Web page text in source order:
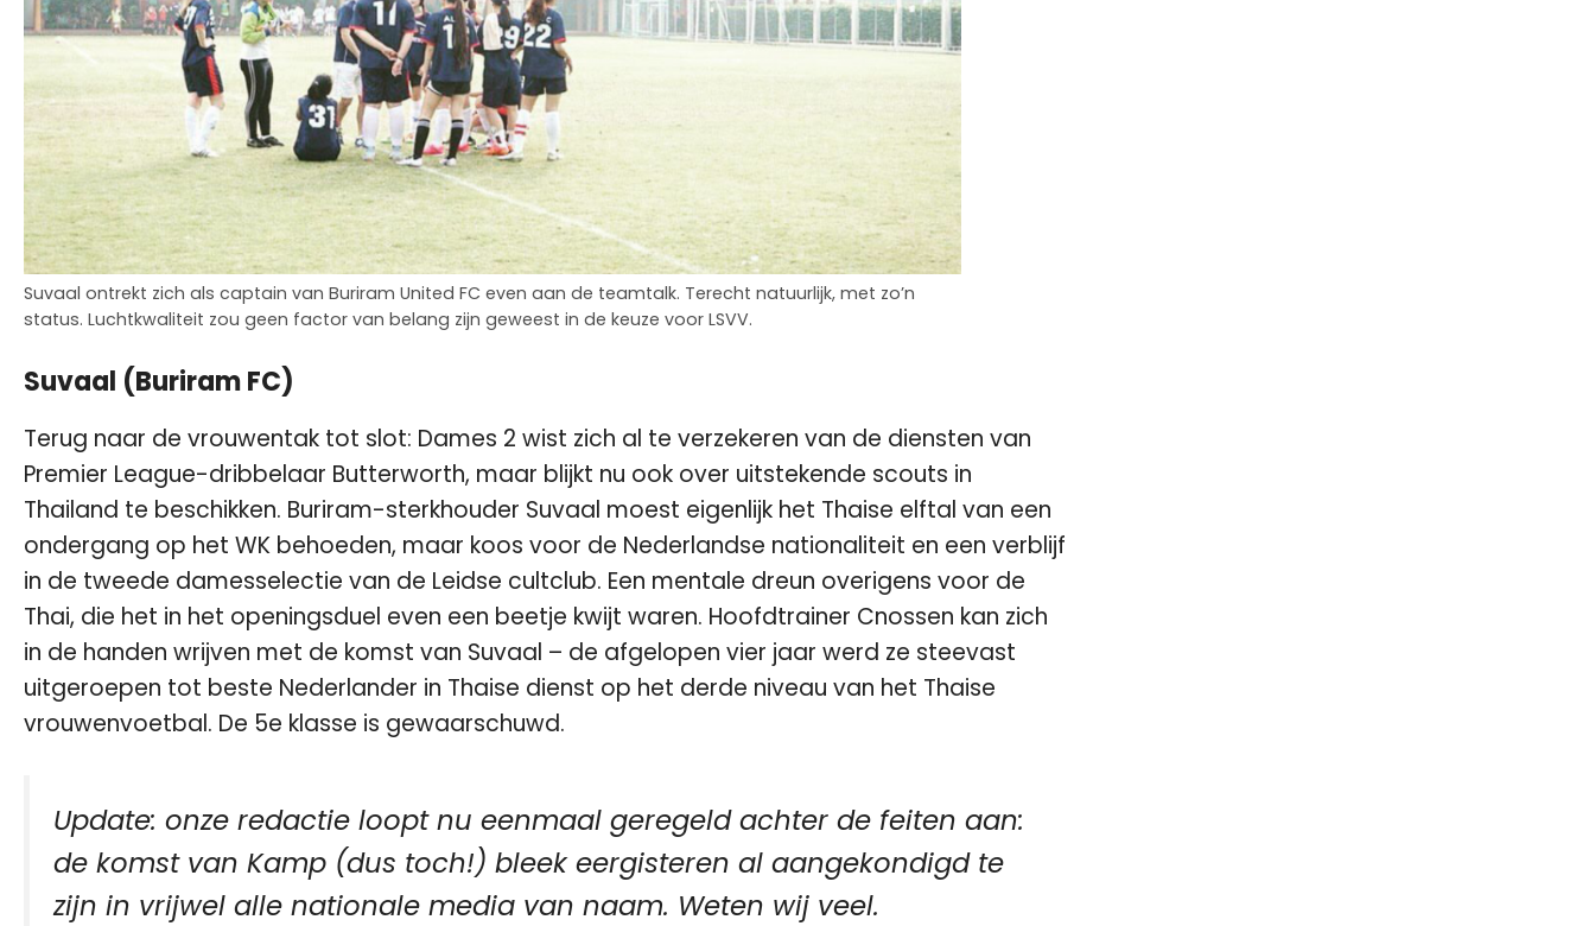
Suvaal ontrekt zich als captain van Buriram United FC even aan de teamtalk. Terecht natuurlijk, met zo’n
status. Luchtkwaliteit zou geen factor van belang zijn geweest in de keuze voor LSVV.
Suvaal (Buriram FC)
Terug naar de vrouwentak tot slot: Dames 2 wist zich al te verzekeren van de diensten van
Premier League-dribbelaar Butterworth, maar blijkt nu ook over uitstekende scouts in
Thailand te beschikken. Buriram-sterkhouder Suvaal moest eigenlijk het Thaise elftal van een
ondergang op het WK behoeden, maar koos voor de Nederlandse nationaliteit en een verblijf
in de tweede damesselectie van de Leidse cultclub. Een mentale dreun overigens voor de
Thai, die het in het openingsduel even een beetje kwijt waren. Hoofdtrainer Cnossen kan zich
in de handen wrijven met de komst van Suvaal – de afgelopen vier jaar werd ze steevast
uitgeroepen tot beste Nederlander in Thaise dienst op het derde niveau van het Thaise
vrouwenvoetbal. De 5e klasse is gewaarschuwd.
Update: onze redactie loopt nu eenmaal geregeld achter de feiten aan:
de komst van Kamp (dus toch!) bleek eergisteren al aangekondigd te
zijn in vrijwel alle nationale media van naam. Weten wij veel.